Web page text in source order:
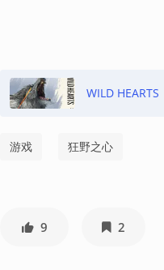
WILD HEARTS
游戏 狂野之心
9 2